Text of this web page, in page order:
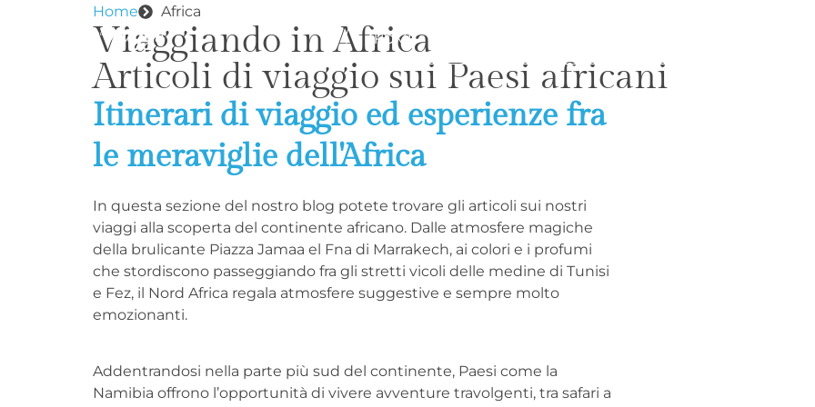
HOME
Home Africa
Viaggiando in Africa
Articoli di viaggio sui Paesi africani
Itinerari di viaggio ed esperienze fra
le meraviglie dell'Africa
In questa sezione del nostro blog potete trovare gli articoli sui nostri
viaggi alla scoperta del continente africano. Dalle atmosfere magiche
della brulicante Piazza Jamaa el Fna di Marrakech, ai colori e i profumi
che stordiscono passeggiando fra gli stretti vicoli delle medine di Tunisi
e Fez, il Nord Africa regala atmosfere suggestive e sempre molto
emozionanti.
Addentrandosi nella parte più sud del continente, Paesi come la
Namibia offrono l’opportunità di vivere avventure travolgenti, tra safari a